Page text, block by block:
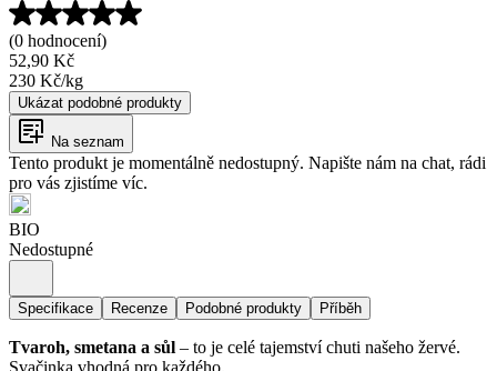
(0 hodnocení)
52,90 Kč
230 Kč/kg
Ukázat podobné produkty
Na seznam
Tento produkt je momentálně nedostupný. Napište nám na chat, rádi
pro vás zjistíme víc.
BIO
Nedostupné
Specifikace Recenze Podobné produkty Příběh
Tvaroh, smetana a sůl – to je celé tajemství chuti našeho žervé.
Svačinka vhodná pro každého.